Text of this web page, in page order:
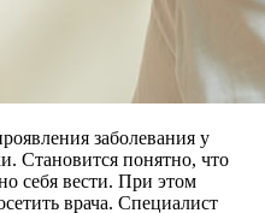
заболевания у
Становится понятно, что
себя вести. При этом
врача. Специалист